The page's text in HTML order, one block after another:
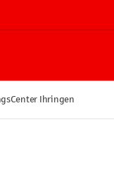
Ihringen